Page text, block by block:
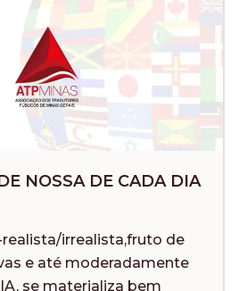
NOSSA DE CADA DIA
irrealista,fruto de
e até moderadamente
se materializa bem